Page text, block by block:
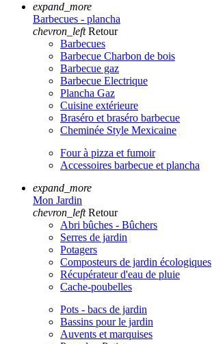
expand_more
Barbecues - plancha
chevron_left Retour
Barbecues
Barbecue Charbon de bois
Barbecue gaz
Barbecue Electrique
Plancha Gaz
Cuisine extérieure
Braséro et braséro barbecue
Cheminée Style Mexicaine
Four à pizza et fumoir
Accessoires barbecue et plancha
expand_more
Mon Jardin
chevron_left Retour
Abri bûches - Bûchers
Serres de jardin
Potagers
Composteurs de jardin écologiques
Récupérateur d'eau de pluie
Cache-poubelles
Pots - bacs de jardin
Bassins pour le jardin
Auvents et marquises